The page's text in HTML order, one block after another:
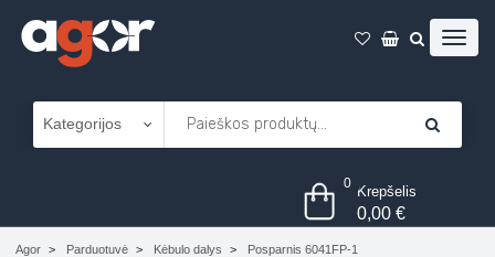
0 Krepšelis
0,00€
Agor Parduotuvė Kėbulo dalys Posparnis 6041FP-1